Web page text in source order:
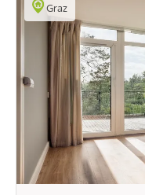
Graz